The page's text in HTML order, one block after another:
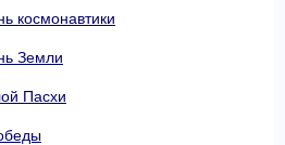
космонавтики
Земли
Пасхи